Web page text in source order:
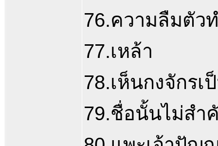
76.ความลืมตัว
77.เหล้า
78.เห็นกงจักรเ
79.ชื่อนั้นไม่สำ